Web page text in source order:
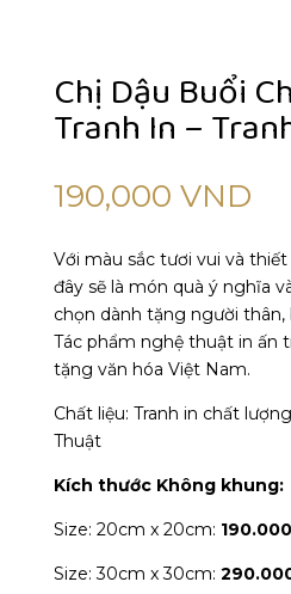
Chị Dậu Buổi
Tranh In –
190,000 VND
Với màu sắc tươi vui và
đây sẽ là món quà ý nghĩa
chọn dành tặng người thân,
Tác phẩm nghệ thuật in ấn
tặng văn hóa Việt Nam.
Chất liệu: Tranh in chất
Thuật
Kích thước Không khung:
Size: 20cm x 20cm:
Size: 30cm x 30cm: